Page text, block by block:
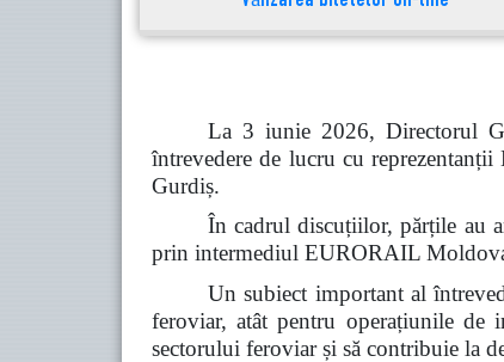
La 3 iunie 2026, Directorul
întrevedere de lucru cu
Gurdiș.
În cadrul discuțiilor, părțile au
prin intermediul EURORAIL
Un subiect important al
feroviar, atât pentru operațiunile de
sectorului feroviar și să contribuie la